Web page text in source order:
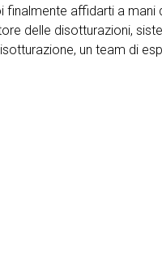
finalmente affidarti a mani
delle disotturazioni,
un team di